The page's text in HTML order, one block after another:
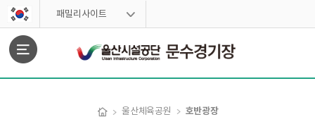
스킵네비게이션
패밀리사이트
울산체육공원 호반광장